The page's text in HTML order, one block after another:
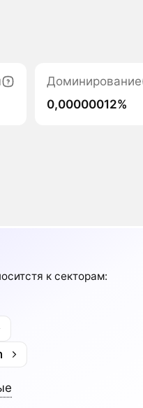
Доминирование
0,00000012%
к секторам: